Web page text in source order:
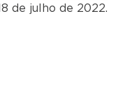
de julho de 2022.